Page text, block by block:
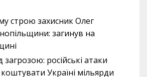
строю захисник Олег
загинув на
російські атаки
Україні мільярди